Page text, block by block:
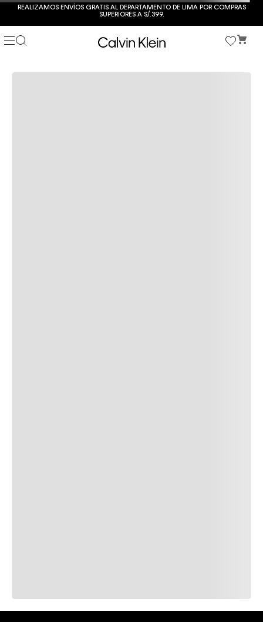
REALIZAMOS ENVÍOS GRATIS AL DEPARTAMENTO DE LIMA POR COMPRAS
SUPERIORES A S/.399.